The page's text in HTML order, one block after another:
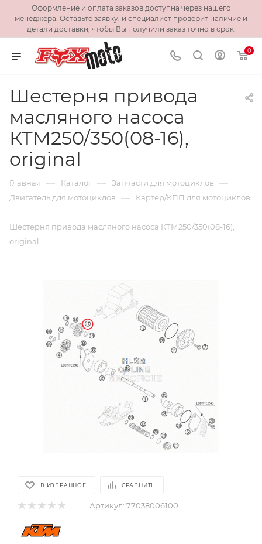
Оформление и оплата заказов доступна через нашего
менеджера. Оставьте заявку, и специалист проверит наличие и
детали доставки, чтобы Вы получили заказ точно в срок.
0
Шестерня привода
масляного насоса
КТМ250/350(08-16),
original
Главная — Каталог — Запчасти для мотоциклов —
Двигатель для мотоциклов — Картер/КПП для мотоциклов
—
Шестерня привода масляного насоса КТМ250/350(08-16),
original
В ИЗБРАННОЕ СРАВНИТЬ
Артикул: 77038006100